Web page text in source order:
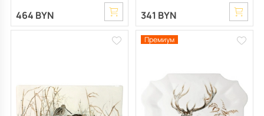
464 BYN 341 BYN
Премиум